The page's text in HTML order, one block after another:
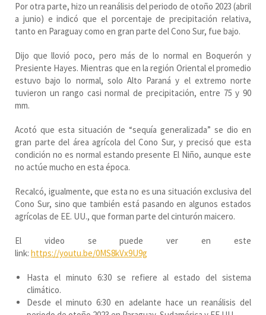
Por otra parte, hizo un reanálisis del periodo de otoño 2023 (abril
a junio) e indicó que el porcentaje de precipitación relativa,
tanto en Paraguay como en gran parte del Cono Sur, fue bajo.
Dijo que llovió poco, pero más de lo normal en Boquerón y
Presiente Hayes. Mientras que en la región Oriental el promedio
estuvo bajo lo normal, solo Alto Paraná y el extremo norte
tuvieron un rango casi normal de precipitación, entre 75 y 90
mm.
Acotó que esta situación de “sequía generalizada” se dio en
gran parte del área agrícola del Cono Sur, y precisó que esta
condición no es normal estando presente El Niño, aunque este
no actúe mucho en esta época.
Recalcó, igualmente, que esta no es una situación exclusiva del
Cono Sur, sino que también está pasando en algunos estados
agrícolas de EE. UU., que forman parte del cinturón maicero.
El video se puede ver en este
link: https://youtu.be/0MS8kVx9U9g
Hasta el minuto 6:30 se refiere al estado del sistema
climático.
Desde el minuto 6:30 en adelante hace un reanálisis del